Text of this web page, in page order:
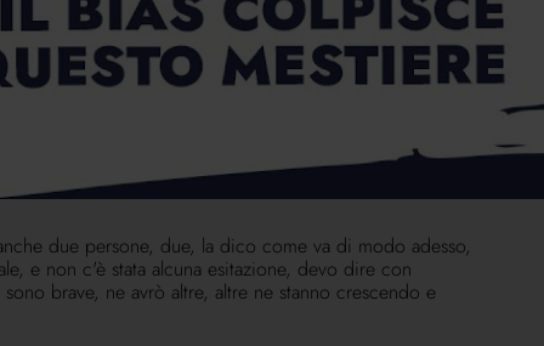
il valore che hanno, perché voglio che esca ancora di
su un percorso di coaching con delle
riscontri che ho tre momenti stupendi, con dei riscontri
professioniste che lavorano con me.
dedicando in maggio una giornata intera a tutto il
preferisco sempre prevenire che curare. Quindi 54
che è Maurizia Cacciatori, piuttosto che un
di investimento rappresentata da esponenti
due persone, due, la dico come va di modo adesso,
e non c'è stata alcuna esitazione, devo dire con
brave, ne avrò altre, altre ne stanno crescendo e